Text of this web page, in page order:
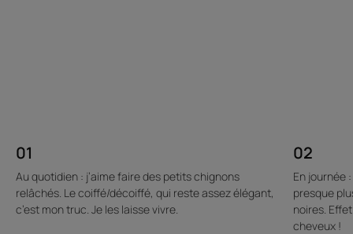
01
Au quotidien : j’aime faire des petits chignons
relâchés. Le coiffé/décoiffé, qui reste assez élégant,
c’est mon truc. Je les laisse vivre.
02
En journée
presque
noires.
cheveux !